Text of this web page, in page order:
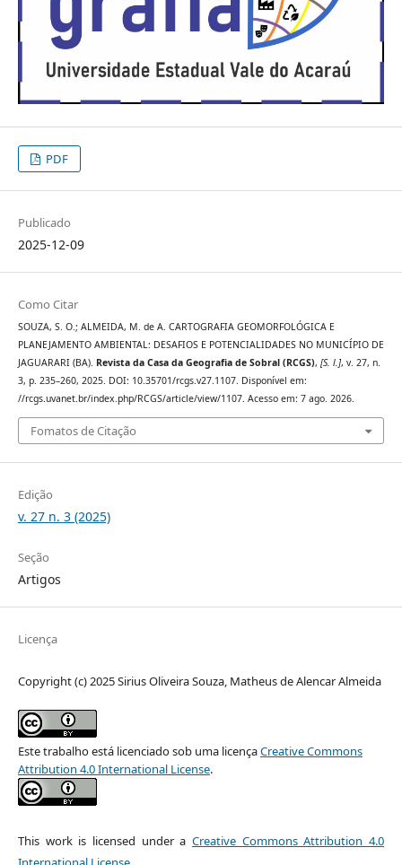
PDF
Publicado
2025-12-09
Como Citar
SOUZA, S. O.; ALMEIDA, M. de A. CARTOGRAFIA GEOMORFOLÓGICA E
PLANEJAMENTO AMBIENTAL: DESAFIOS E POTENCIALIDADES NO MUNICÍPIO DE
JAGUARARI (BA). Revista da Casa da Geografia de Sobral (RCGS), [S. l.], v. 27, n.
3, p. 235–260, 2025. DOI: 10.35701/rcgs.v27.1107. Disponível em:
//rcgs.uvanet.br/index.php/RCGS/article/view/1107. Acesso em: 7 ago. 2026.
Fomatos de Citação
Edição
v. 27 n. 3 (2025)
Seção
Artigos
Licença
Copyright (c) 2025 Sirius Oliveira Souza, Matheus de Alencar Almeida
Este trabalho está licenciado sob uma licençaCreative Commons
Attribution 4.0 International License.
This work is licensed under aCreative Commons Attribution 4.0